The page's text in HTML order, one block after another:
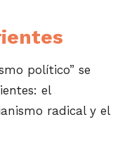
político” se
el
radical y el